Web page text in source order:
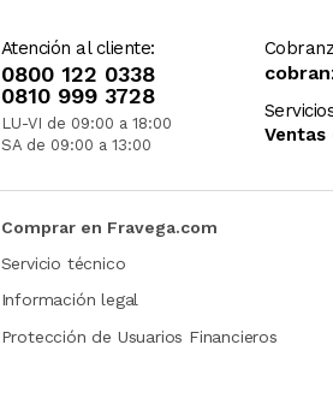
Atención al cliente:
0800 122 0338
0810 999 3728
LU-VI de 09:00 a 18:00
SA de 09:00 a 13:00
Comprar en Fravega.com
Servicio técnico
Información legal
Protección de Usuarios Financieros